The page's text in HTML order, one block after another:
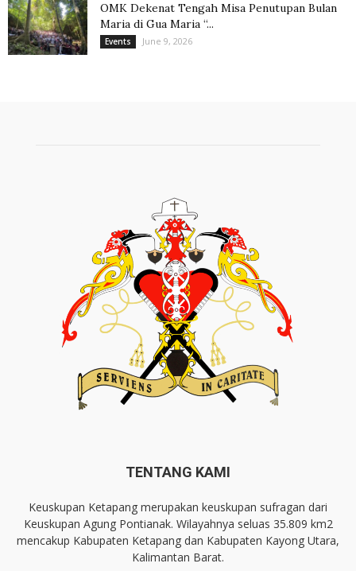
OMK Dekenat Tengah Misa Penutupan Bulan
Maria di Gua Maria “...
Events June 9, 2026
TENTANG KAMI
Keuskupan Ketapang merupakan keuskupan sufragan dari
Keuskupan Agung Pontianak. Wilayahnya seluas 35.809 km2
mencakup Kabupaten Ketapang dan Kabupaten Kayong Utara,
Kalimantan Barat.